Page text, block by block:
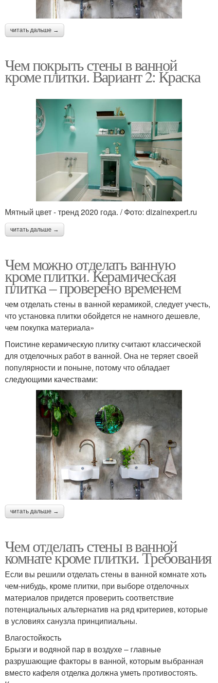
читать дальше →
Чем покрыть стены в ванной
кроме плитки. Вариант 2: Краска
Мятный цвет - тренд 2020 года. / Фото: dizainexpert.ru
читать дальше →
Чем можно отделать ванную
кроме плитки. Керамическая
плитка – проверено временем
чем отделать стены в ванной керамикой, следует учесть,
что установка плитки обойдется не намного дешевле,
чем покупка материала»
Поистине керамическую плитку считают классической
для отделочных работ в ванной. Она не теряет своей
популярности и поныне, потому что обладает
следующими качествами:
читать дальше →
Чем отделать стены в ванной
комнате кроме плитки. Требования
Если вы решили отделать стены в ванной комнате хоть
чем-нибудь, кроме плитки, при выборе отделочных
материалов придется проверить соответствие
потенциальных альтернатив на ряд критериев, которые
в условиях санузла принципиальны.
Влагостойкость
Брызги и водяной пар в воздухе – главные
разрушающие факторы в ванной, которым выбранная
вместо кафеля отделка должна уметь противостоять.